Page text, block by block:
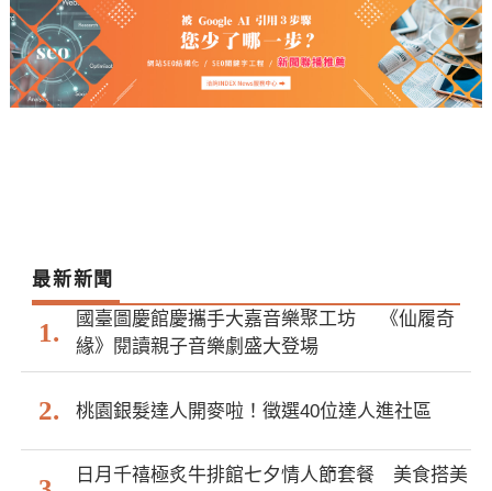
最新新聞
國臺圖慶館慶攜手大嘉音樂聚工坊 《仙履奇
緣》閱讀親子音樂劇盛大登場
桃園銀髮達人開麥啦！徵選40位達人進社區
日月千禧極炙牛排館七夕情人節套餐 美食搭美